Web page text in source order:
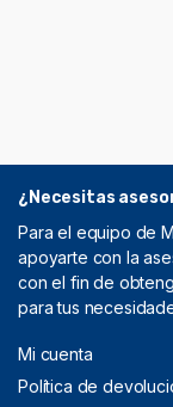
¿Necesitas
Para el equipo de
apoyarte con la
con el fin de
para tus
Mi cuenta
Política de